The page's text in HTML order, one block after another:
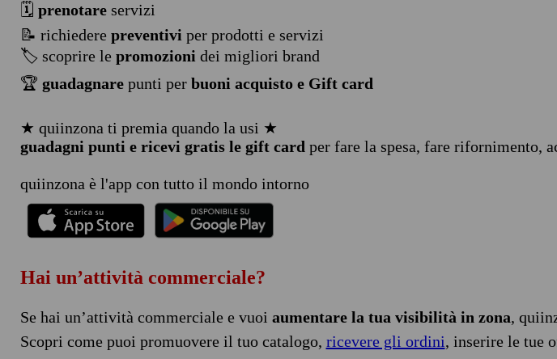
🗓️ prenotareservizi
📝 richiedere preventivi per prodotti e servizi
🏷️ scoprire le promozioni dei migliori brand
🏆 guadagnarepunti per buoni acquisto e Gift card
★ quiinzona ti premia quando la usi ★
guadagni punti e ricevi gratis le gift card per fare la spesa, fare rifornimento,
quiinzona è l'app con tutto il mondo intorno
Hai un’attività commerciale?
Se hai un’attività commerciale e vuoi aumentare la tua visibilità in zona,
Scopri come puoi promuovere il tuo catalogo, ricevere gli ordini, inserire le tue